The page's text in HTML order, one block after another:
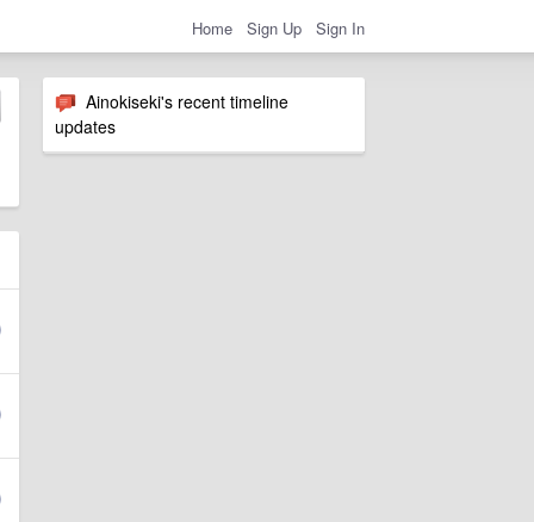
Home Sign Up Sign In
Ainokiseki's recent timeline
updates